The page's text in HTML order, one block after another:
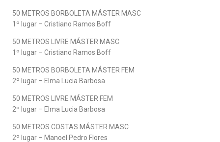
50 METROS BORBOLETA MÁSTER MASC
1º lugar – Cristiano Ramos Boff
50 METROS LIVRE MÁSTER MASC
1º lugar – Cristiano Ramos Boff
50 METROS BORBOLETA MÁSTER FEM
2º lugar – Elma Lucia Barbosa
50 METROS LIVRE MÁSTER FEM
2º lugar – Elma Lucia Barbosa
50 METROS COSTAS MÁSTER MASC
2º lugar – Manoel Pedro Flores